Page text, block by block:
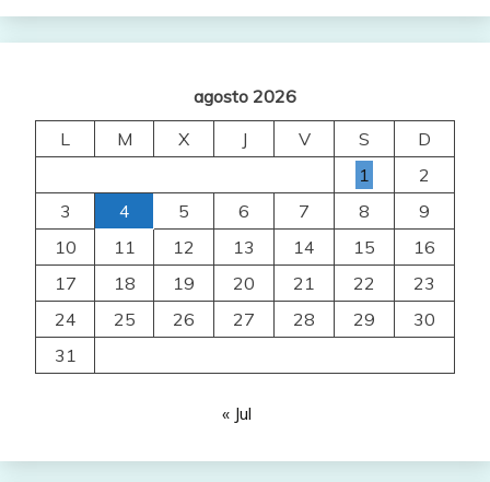
agosto 2026
L
M X J V S
D
1
2
3
4 5 6 7 8
9
10
11 12 13 14 15
16
17
18 19 20 21 22
23
24
25 26 27 28 29
30
31
« Jul